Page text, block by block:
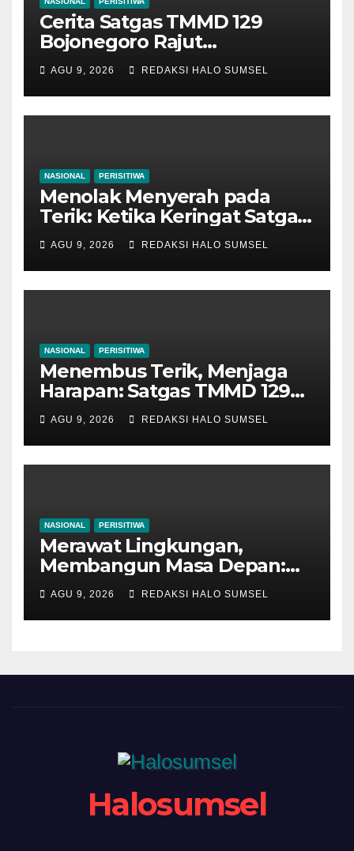
Cerita Satgas TMMD 129
Bojonegoro Rajut
Kebersamaan di Jembatan
Brang Etan
AGU 9, 2026 REDAKSI HALO SUMSEL
NASIONAL PERISITIWA
Menolak Menyerah pada
Terik: Ketika Keringat Satgas
TMMD 129 Bojonegoro dan
Warga Kesongo Menyatu
Demi Jalan Masa Depan
AGU 9, 2026 REDAKSI HALO SUMSEL
NASIONAL PERISITIWA
Menembus Terik, Menjaga
Harapan: Satgas TMMD 129
Bojonegoro dan Warga
Bahu-Membahu Pasang
Genteng Rumah Bu Tini
AGU 9, 2026 REDAKSI HALO SUMSEL
NASIONAL PERISITIWA
Merawat Lingkungan,
Membangun Masa Depan:
Satgas TMMD 129
Bojonegoro dan Warga
Bersih-Bersih Sungai
AGU 9, 2026 REDAKSI HALO SUMSEL
Halosumsel